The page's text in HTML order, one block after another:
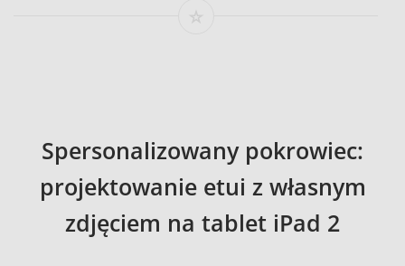
Spersonalizowany pokrowiec:
projektowanie etui z własnym
zdjęciem na tablet iPad 2